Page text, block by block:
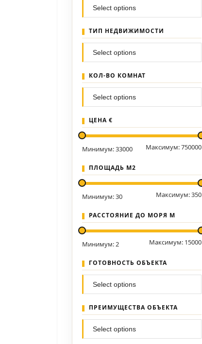
ТИП НЕДВИЖИМОСТИ
КОЛ-ВО КОМНАТ
ЦЕНА €
Минимум:33000 Максимум:750000
ПЛОЩАДЬ М2
Минимум:30 Максимум:350
РАССТОЯНИЕ ДО МОРЯ М
Минимум:2 Максимум: 15000
ГОТОВНОСТЬ ОБЪЕКТА
ПРЕИМУЩЕСТВА ОБЪЕКТА